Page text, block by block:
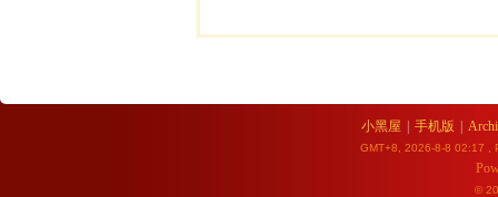
小黑屋 手机版
GMT+8, 2026-8-8 02:17 ,
©